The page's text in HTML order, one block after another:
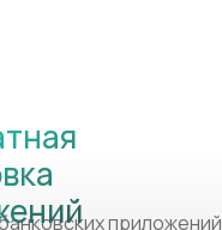
приложений